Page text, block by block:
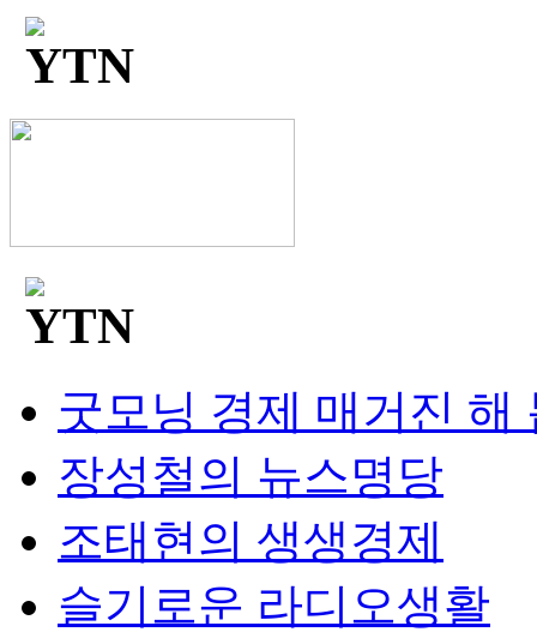
굿모닝 경제 매거진 해
장성철의 뉴스명당
조태현의 생생경제
슬기로운 라디오생활